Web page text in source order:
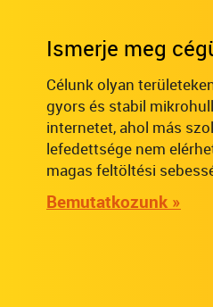
Ismerje meg
Célunk olyan
gyors és stabil
internetet, ahol más
lefedettsége nem
magas feltöltési
Bemutatkozunk »